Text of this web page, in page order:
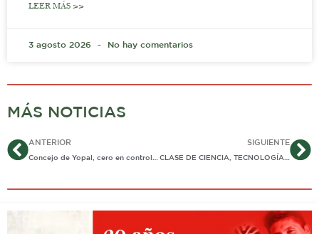
LEER MÁS >>
3 agosto 2026 No hay comentarios
MÁS NOTICIAS
AntANTERIOR SIGUIENTE